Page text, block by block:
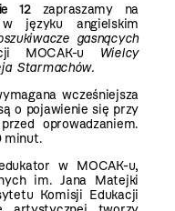
12 zapraszamy na
języku angielskim
gasnących
MOCAK-u
Wielcy
Starmachów.
wcześniejsza
o pojawienie się przy
oprowadzaniem.
minut.
w MOCAK-u,
im. Jana Matejki
Komisji Edukacji